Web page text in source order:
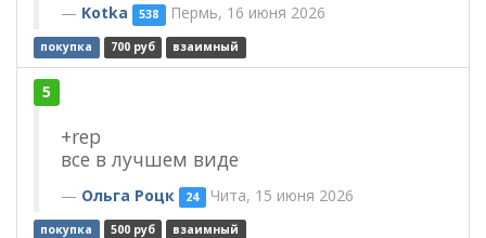
Kotka 538 Пермь, 16 июня 2026
покупка 700 руб взаимный
5
+rep
все в лучшем виде
Ольга Роцк 24 Чита, 15 июня 2026
покупка 500 руб взаимный